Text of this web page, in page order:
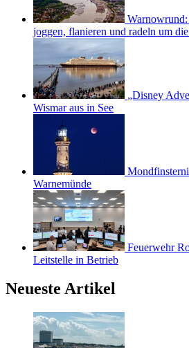
joggen, flanieren und radeln um
„Disney
Wismar aus in See
Warnemünde
Feuerwehr
Leitstelle in Betrieb
Neueste Artikel